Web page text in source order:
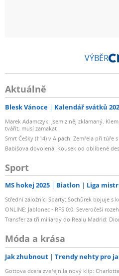
VÝBĚR
Aktuálně
Blesk Vánoce Kalendář svátků
Marek Adamczyk: Jsem z něj zklamaný.
tvářit, musí zamakat
Smrt Češky (†14) v Alpách: Zemřela při túře
Babišova dovolená: Kousek od oblíbené
Sport
MS hokej 2025 Biatlon Liga
Střední záložníci Sparty: Sochůrek bojuje s
ONLINE: Jablonec - RFS 0:0. Severočeši
Transfer za tři miliardy do Realu Madrid:
Móda a krása
Jak zhubnout Trendy nehty pro
Gottova dcera zveřejnila nový klip: